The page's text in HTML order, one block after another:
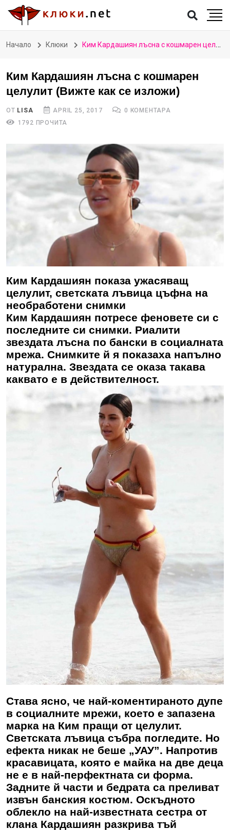
Начало Клюки Ким Кардашиян лъсна с кошмарен целулит (Вижте как се изложи)
Ким Кардашиян лъсна с кошмарен
целулит (Вижте как се изложи)
ОТ LISA APRIL 25, 2017
0 КОМЕНТАРА
1792 ПРОЧИТА
Ким Кардашиян показа ужасяващ
целулит, светската лъвица цъфна на
необработени снимки
Ким Кардашиян потресе феновете си с
последните си снимки. Риалити
звездата лъсна по бански в социалната
мрежа. Снимките й я показаха напълно
натурална. Звездата се оказа такава
каквато е в действителност.
Става ясно, че най-коментираното дупе
в социалните мрежи, което е запазена
марка на Ким пращи от целулит.
Светската лъвица събра погледите. Но
ефекта никак не беше „УАУ”. Напротив
красавицата, която е майка на две деца
не е в най-перфектната си форма.
Задните й части и бедрата са преливат
извън банския костюм. Оскъдното
облекло на най-известната сестра от
клана Кардашиян разкрива тъй